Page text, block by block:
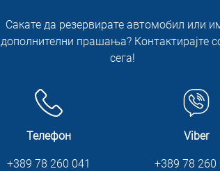
Сакате да резервирате автомобил или
дополнителни прашања? Контактирајте
сега!
Телефон
+389 78 260 041
Viber
+389 78 260